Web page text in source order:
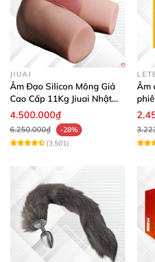
cho vào, tăng thêm phần sung
JIUAI
Âm Đạo Silicon Mông Giả
Cao Cấp 11Kg Jiuai Nhật
Bản Thật Như
4.500.000₫
6.250.000₫
-28%
(3,501)
Âm
mại